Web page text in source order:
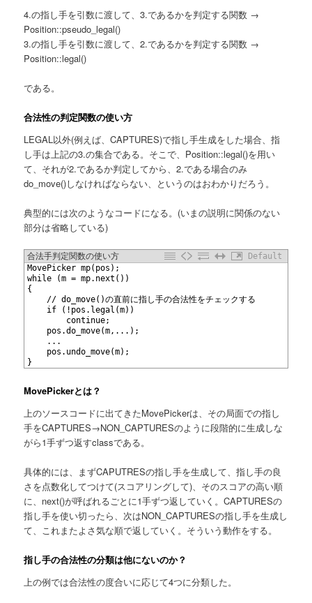
4.の指し手を引数に渡して、3.であるかを判定する関数 →
Position::pseudo_legal()
3.の指し手を引数に渡して、2.であるかを判定する関数 →
Position::legal()
である。
合法性の判定関数の使い方
LEGAL以外(例えば、CAPTURES)で指し手生成をした場合、指
し手は上記の3.の集合である。そこで、Position::legal()を用い
て、それが2.であるか判定してから、2.である場合のみ
do_move()しなければならない、というのはおわかりだろう。
典型的には次のようなコードになる。(いまの説明に関係のない
部分は省略している)
合法手判定関数の使い方
Default
MovePicker mp(pos);
while (m = mp.next())
{
	// do_move()の直前に指し手の合法性をチェックする
	if (!pos.legal(m))
		continue;
	pos.do_move(m,...);
	...
	pos.undo_move(m);
}
MovePickerとは？
上のソースコードに出てきたMovePickerは、その局面での指し
手をCAPTURES→NON_CAPTURESのように段階的に生成しな
がら1手ずつ返すclassである。
具体的には、まずCAPUTRESの指し手を生成して、指し手の良
さを点数化してつけて(スコアリングして)、そのスコアの高い順
に、next()が呼ばれるごとに1手ずつ返していく。CAPTURESの
指し手を使い切ったら、次はNON_CAPTURESの指し手を生成し
て、これまたよさ気な順で返していく。そういう動作をする。
指し手の合法性の分類は他にないのか？
上の例では合法性の度合いに応じて4つに分類した。